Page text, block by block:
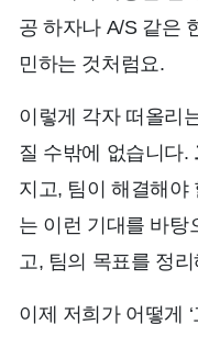
공 하자나 A/S 같은
민하는 것처럼요.
이렇게 각자 떠올리
질 수밖에 없습니다.
지고, 팀이 해결해야
는 이런 기대를 바탕
고, 팀의 목표를 정
이제 저희가 어떻게